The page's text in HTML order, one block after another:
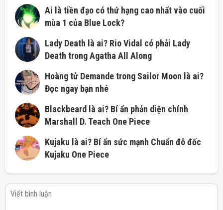
Ai là tiền đạo có thứ hạng cao nhất vào cuối
mùa 1 của Blue Lock?
Lady Death là ai? Rio Vidal có phải Lady
Death trong Agatha All Along
Hoàng tử Demande trong Sailor Moon là ai?
Đọc ngay bạn nhé
Blackbeard là ai? Bí ẩn phản diện chính
Marshall D. Teach One Piece
Kujaku là ai? Bí ẩn sức mạnh Chuẩn đô đốc
Kujaku One Piece